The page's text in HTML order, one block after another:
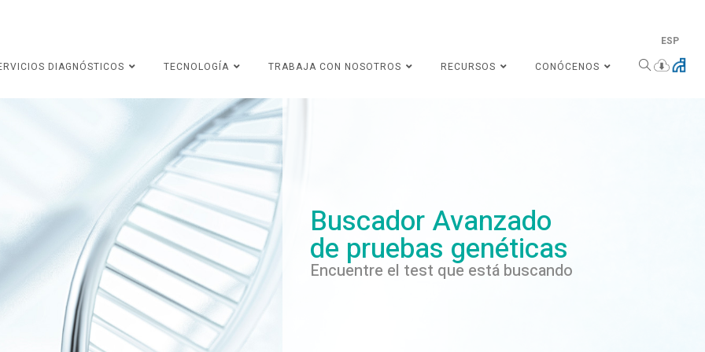
ESP
DIAGNÓSTICOS
TECNOLOGÍA TRABAJA CON NOSOTROS RECURSOS CONÓCENOS
Buscador Avanzado
de pruebas genéticas
Encuentre el test que está buscando